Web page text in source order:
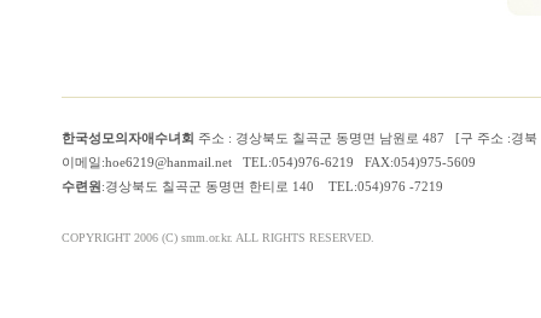
한국성모의자애수녀회 주소 : 경상북도 칠곡군 동명면 남원로 487 [구 주소 :경
이메일:hoe6219@hanmail.net TEL:054)976-6219 FAX:054)975-5609
수련원:경상북도 칠곡군 동명면 한티로 140 TEL:054)976 -7219
COPYRIGHT 2006 (C) smm.or.kr. ALL RIGHTS RESERVED.